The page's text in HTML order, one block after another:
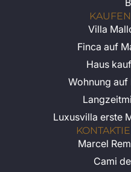
Villa
Finca auf
Haus
Wohnung
Luxusvilla erste
Marcel
Cami